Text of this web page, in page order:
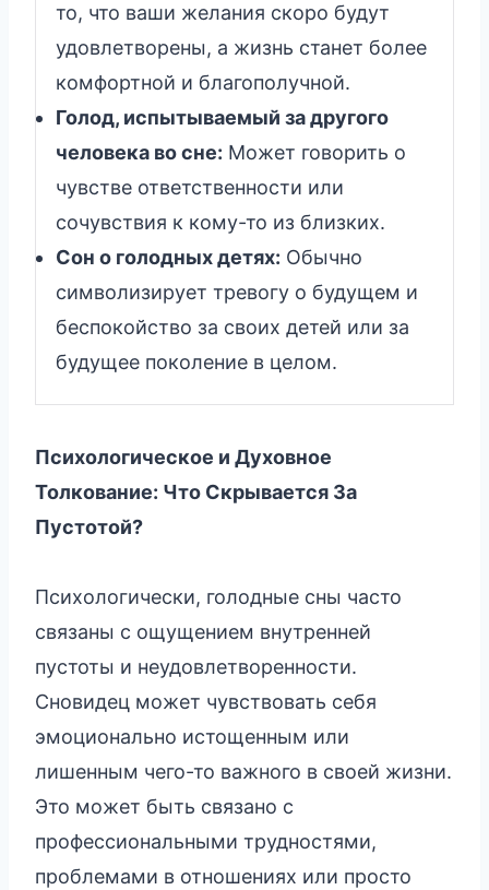
то, что ваши желания скоро будут
удовлетворены, а жизнь станет более
комфортной и благополучной.
Голод, испытываемый за другого
человека во сне: Может говорить о
чувстве ответственности или
сочувствия к кому-то из близких.
Сон о голодных детях: Обычно
символизирует тревогу о будущем и
беспокойство за своих детей или за
будущее поколение в целом.
Психологическое и Духовное
Толкование: Что Скрывается За
Пустотой?
Психологически, голодные сны часто
связаны с ощущением внутренней
пустоты и неудовлетворенности.
Сновидец может чувствовать себя
эмоционально истощенным или
лишенным чего-то важного в своей жизни.
Это может быть связано с
профессиональными трудностями,
проблемами в отношениях или просто